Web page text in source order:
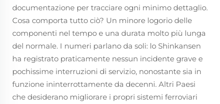
documentazione per tracciare ogni minimo dettaglio.
Cosa comporta tutto ciò? Un minore logorio delle
componenti nel tempo e una durata molto più lunga
del normale. I numeri parlano da soli: lo Shinkansen
ha registrato praticamente nessun incidente grave e
pochissime interruzioni di servizio, nonostante sia in
funzione ininterrottamente da decenni. Altri Paesi
che desiderano migliorare i propri sistemi ferroviari